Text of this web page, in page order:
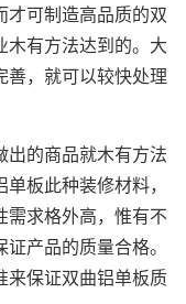
才可制造高品质的双
木有方法达到的。大
善，就可以较快处理
出的商品就木有方法
板此种装修材料，
需求格外高，惟有不
产品的质量合格。
来保证双曲铝单板质